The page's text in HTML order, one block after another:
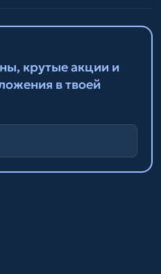
крутые акции и
в твоей